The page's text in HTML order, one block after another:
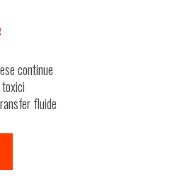
continue
fluide